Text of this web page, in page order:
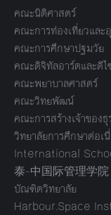
คณะนิติศาสตร์
คณะการท่องเที่ยวและ
คณะการศึกษาปฐมวัย
คณะดิจิทัลอาร์ตและดีไ
คณะพยาบาลศาสตร์
คณะวิทยพัฒน์
คณะการสร้างเจ้าของ
วิทยาลัยการศึกษาต่อเ
International
泰-中国际管理学院
บัณฑิตวิทยาลัย
Harbour.Space